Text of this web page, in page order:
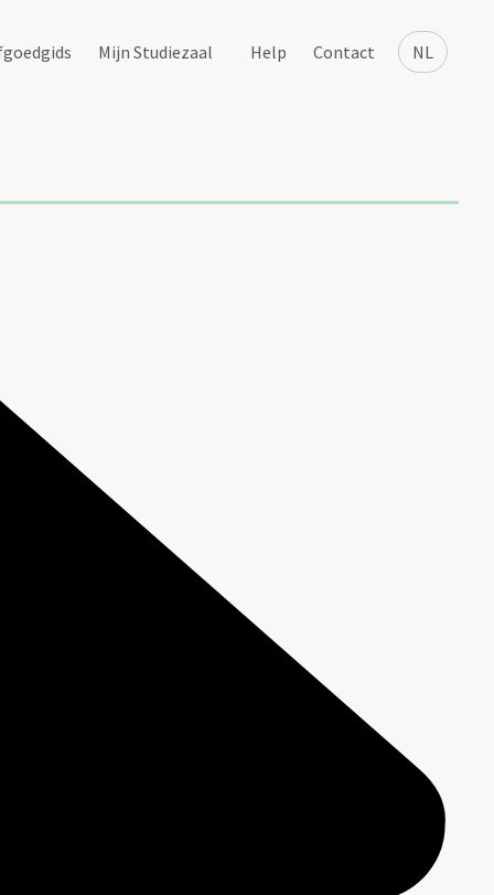
NL
Mijn Studiezaal Help Contact